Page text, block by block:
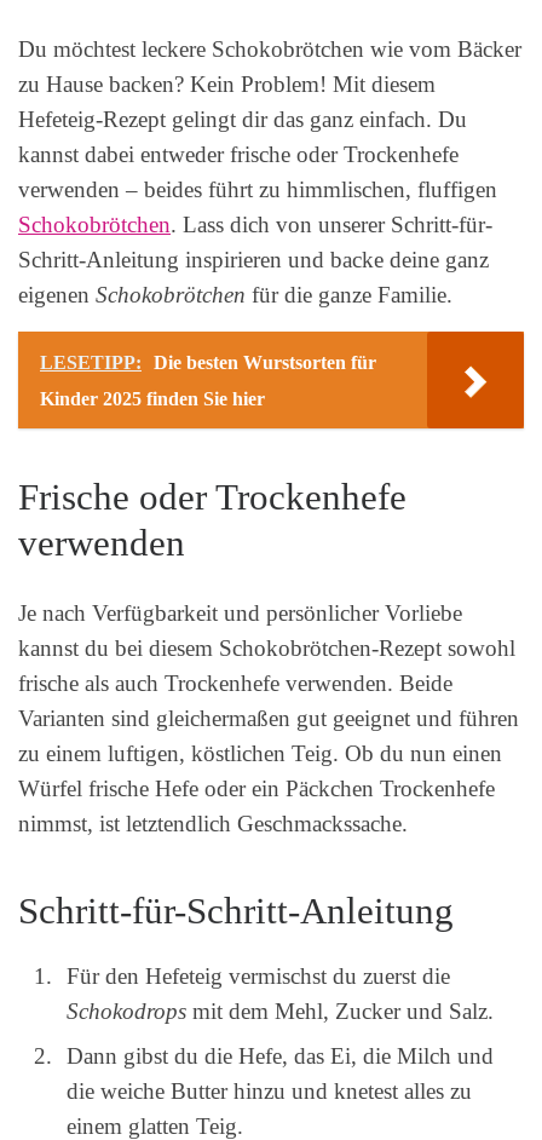
Du möchtest leckere Schokobrötchen wie vom Bäcker
zu Hause backen? Kein Problem! Mit diesem
Hefeteig-Rezept gelingt dir das ganz einfach. Du
kannst dabei entweder frische oder Trockenhefe
verwenden – beides führt zu himmlischen, fluffigen
Schokobrötchen. Lass dich von unserer Schritt-für-
Schritt-Anleitung inspirieren und backe deine ganz
eigenen Schokobrötchen für die ganze Familie.
LESETIPP:
Die besten Wurstsorten für
Kinder 2025 finden Sie hier
Frische oder Trockenhefe
verwenden
Je nach Verfügbarkeit und persönlicher Vorliebe
kannst du bei diesem Schokobrötchen-Rezept sowohl
frische als auch Trockenhefe verwenden. Beide
Varianten sind gleichermaßen gut geeignet und führen
zu einem luftigen, köstlichen Teig. Ob du nun einen
Würfel frische Hefe oder ein Päckchen Trockenhefe
nimmst, ist letztendlich Geschmackssache.
Schritt-für-Schritt-Anleitung
Für den Hefeteig vermischst du zuerst die
Schokodrops mit dem Mehl, Zucker und Salz.
Dann gibst du die Hefe, das Ei, die Milch und
die weiche Butter hinzu und knetest alles zu
einem glatten Teig.